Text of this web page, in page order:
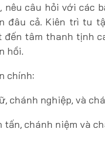
câu hỏi với các
đâu cả. Kiên trì tu
đến tâm thanh tịnh
hồi.
chính:
chánh nghiệp, và
chánh niệm và